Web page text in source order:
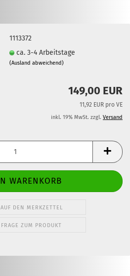
1113372
ca. 3-4 Arbeitstage
(Ausland abweichend)
149,00 EUR
11,92 EUR pro VE
inkl. 19% MwSt. zzgl. Versand
AUF DEN MERKZETTEL
FRAGE ZUM PRODUKT